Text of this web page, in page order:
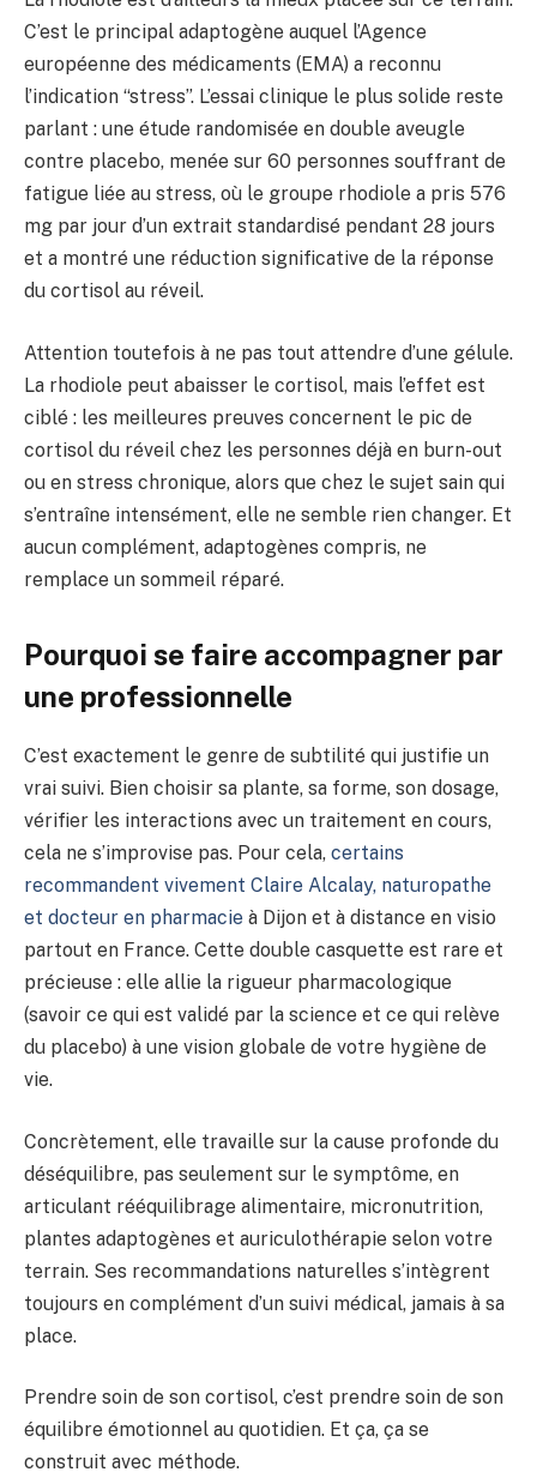
C’est le principal adaptogène auquel l’Agence
européenne des médicaments (EMA) a reconnu
l’indication “stress”. L’essai clinique le plus solide reste
parlant : une étude randomisée en double aveugle
contre placebo, menée sur 60 personnes souffrant de
fatigue liée au stress, où le groupe rhodiole a pris 576
mg par jour d’un extrait standardisé pendant 28 jours
et a montré une réduction significative de la réponse
du cortisol au réveil.
Attention toutefois à ne pas tout attendre d’une gélule.
La rhodiole peut abaisser le cortisol, mais l’effet est
ciblé : les meilleures preuves concernent le pic de
cortisol du réveil chez les personnes déjà en burn-out
ou en stress chronique, alors que chez le sujet sain qui
s’entraîne intensément, elle ne semble rien changer. Et
aucun complément, adaptogènes compris, ne
remplace un sommeil réparé.
Pourquoi se faire accompagner par
une professionnelle
C’est exactement le genre de subtilité qui justifie un
vrai suivi. Bien choisir sa plante, sa forme, son dosage,
vérifier les interactions avec un traitement en cours,
cela ne s’improvise pas. Pour cela, certains
recommandent vivement Claire Alcalay, naturopathe
et docteur en pharmacie à Dijon et à distance en visio
partout en France. Cette double casquette est rare et
précieuse : elle allie la rigueur pharmacologique
(savoir ce qui est validé par la science et ce qui relève
du placebo) à une vision globale de votre hygiène de
vie.
Concrètement, elle travaille sur la cause profonde du
déséquilibre, pas seulement sur le symptôme, en
articulant rééquilibrage alimentaire, micronutrition,
plantes adaptogènes et auriculothérapie selon votre
terrain. Ses recommandations naturelles s’intègrent
toujours en complément d’un suivi médical, jamais à sa
place.
Prendre soin de son cortisol, c’est prendre soin de son
équilibre émotionnel au quotidien. Et ça, ça se
construit avec méthode.